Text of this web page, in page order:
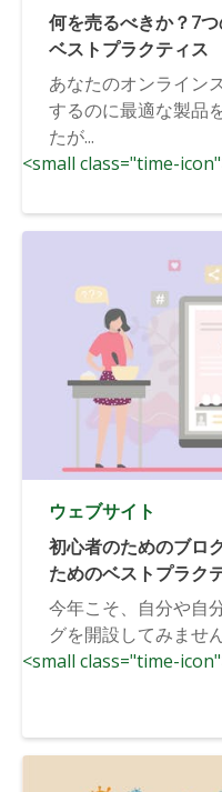
何を売るべきか？7
ベストプラクティス
あなたのオンライン
するのに最適な製品
たが...
<small class="time-
ウェブサイト
初心者のためのブロ
ためのベストプラク
今年こそ、自分や自
グを開設してみませ
<small class="time-